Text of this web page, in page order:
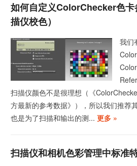
如何自定义ColorChecker色卡
描仪校色）
我们
扫描仪颜色不是很理想（《
方最新的参考数据》），所以我们推荐
也是为了扫描和输出的测...更多 »
扫描仪和相机色彩管理中标准